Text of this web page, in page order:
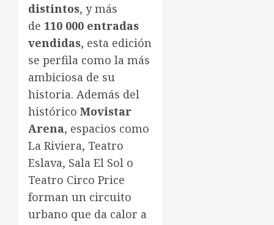
distintos, y más
de 110 000 entradas
vendidas, esta edición
se perfila como la más
ambiciosa de su
historia. Además del
histórico Movistar
Arena, espacios como
La Riviera, Teatro
Eslava, Sala El Sol o
Teatro Circo Price
forman un circuito
urbano que da calor a